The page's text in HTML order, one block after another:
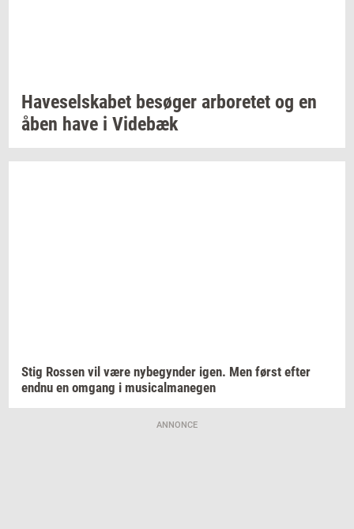
Ha­ve­sel­ska­bet be­sø­ger ar­bo­re­tet og en
åben have i Vi­de­bæk
Stig Ros­sen vil være ny­be­gyn­der igen. Men først efter
endnu en om­gang i mu­si­cal­ma­ne­gen
ANNONCE